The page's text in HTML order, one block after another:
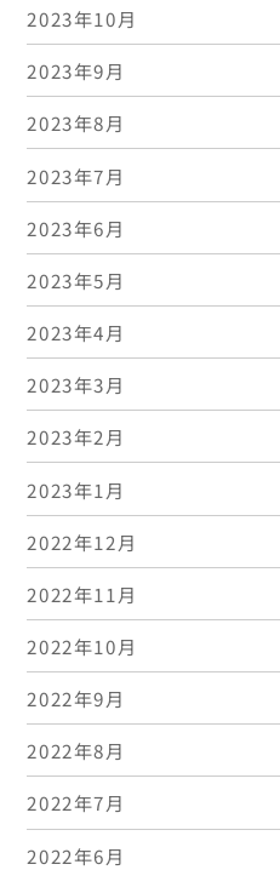
2023年10月
2023年9月
2023年8月
2023年7月
2023年6月
2023年5月
2023年4月
2023年3月
2023年2月
2023年1月
2022年12月
2022年11月
2022年10月
2022年9月
2022年8月
2022年7月
2022年6月